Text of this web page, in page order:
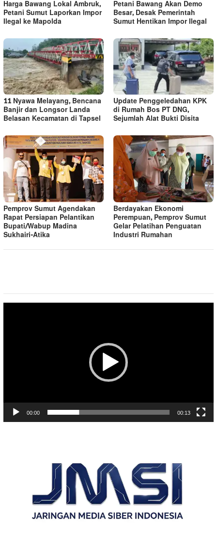
Harga Bawang Lokal Ambruk,
Petani Sumut Laporkan Impor
Ilegal ke Mapolda
Petani Bawang Akan Demo
Besar, Desak Pemerintah
Sumut Hentikan Impor Ilegal
11 Nyawa Melayang, Bencana
Banjir dan Longsor Landa
Belasan Kecamatan di Tapsel
Update Penggeledahan KPK
di Rumah Bos PT DNG,
Sejumlah Alat Bukti Disita
Pemprov Sumut Agendakan
Rapat Persiapan Pelantikan
Bupati/Wabup Madina
Sukhairi-Atika
Berdayakan Ekonomi
Perempuan, Pemprov Sumut
Gelar Pelatihan Penguatan
Industri Rumahan
00:00 00:13